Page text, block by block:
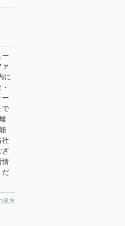
ー
ァ
に
ー
で
社
ざ
情
だ
見方